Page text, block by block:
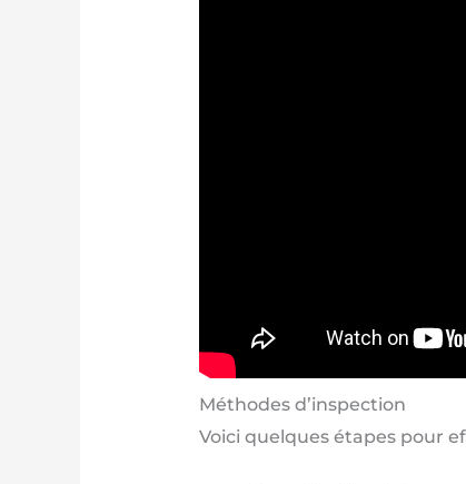
Méthodes d’inspection
Voici quelques étapes pour